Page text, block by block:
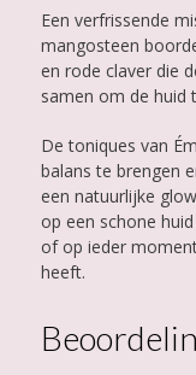
Een verfrissende
mangosteen
en rode claver die
samen om de huid
De toniques van
balans te brengen
een natuurlijke
op een schone
of op ieder
heeft.